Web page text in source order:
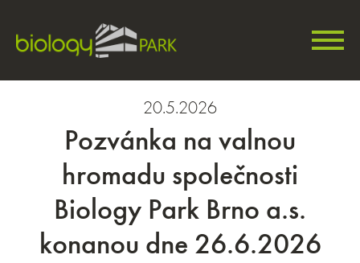
Menu
20.5.2026
Pozvánka na valnou
hromadu společnosti
Biology Park Brno a.s.
konanou dne 26.6.2026